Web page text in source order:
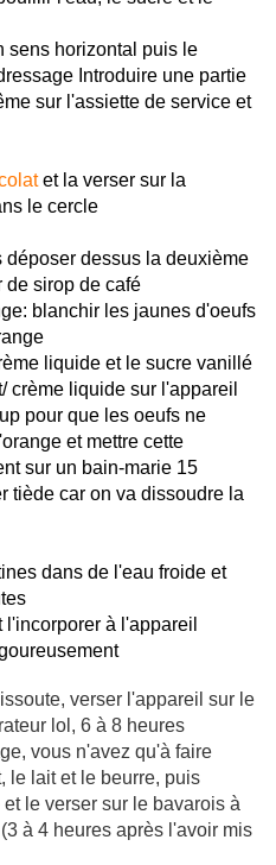
sens horizontal puis le
Introduire une partie
sur l'assiette de service et
et la verser sur la
le cercle
déposer dessus la deuxième
de sirop de café
blanchir les jaunes d'oeufs
liquide et le sucre vanillé
crème liquide sur l'appareil
pour que les oeufs ne
et mettre cette
sur un bain-marie 15
tiède car on va dissoudre la
dans de l'eau froide et
à l'appareil
verser l'appareil sur le
lol, 6 à 8 heures
vous n'avez qu'à faire
le lait et le beurre, puis
le verser sur le bavarois à
à 4 heures après l'avoir mis